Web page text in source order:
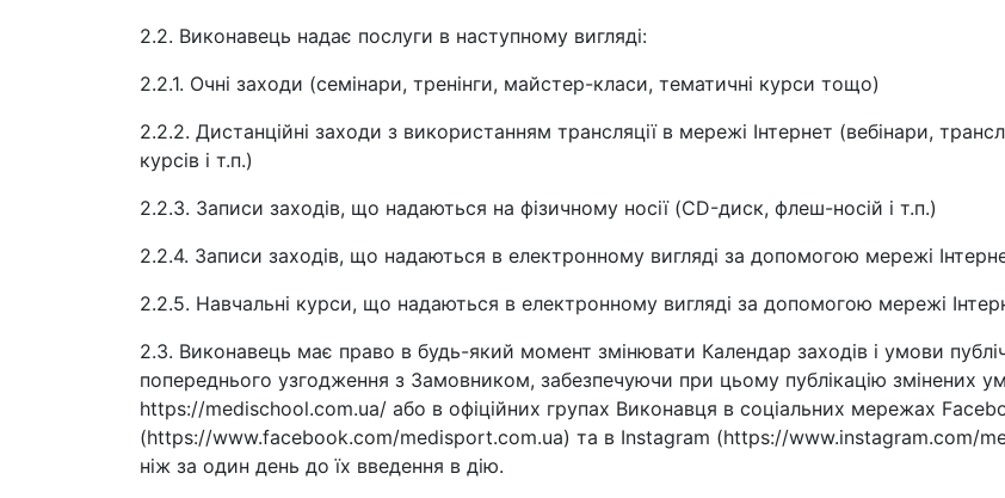
2.2. Виконавець надає послуги в наступному вигляді:
2.2.1. Очні заходи (семінари, тренінги, майстер-класи, тематичні курси тощо)
2.2.2. Дистанційні заходи з використанням трансляції в мережі Інтернет (вебінари,
курсів і т.п.)
2.2.3. Записи заходів, що надаються на фізичному носії (CD-диск, флеш-носій і т.п.)
2.2.4. Записи заходів, що надаються в електронному вигляді за допомогою мережі
2.2.5. Навчальні курси, що надаються в електронному вигляді за допомогою мережі
2.3. Виконавець має право в будь-який момент змінювати Календар заходів і умови
попереднього узгодження з Замовником, забезпечуючи при цьому публікацію змінених
https://medischool.com.ua/ або в офіційних групах Виконавця в соціальних мережах
(https://www.facebook.com/medisport.com.ua) та в Instagram (https://www.instagram.com/
ніж за один день до їх введення в дію.